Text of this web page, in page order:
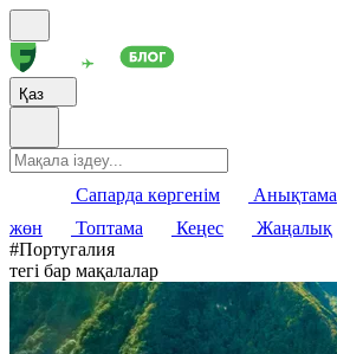
Қаз
Сапарда көргенім Анықтама
жөн
Топтама Кеңес
Жаңалық
#Португалия
тегі бар мақалалар